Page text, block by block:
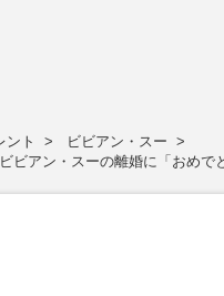
ント
ビビアン・スー
ビアン・スーの離婚に「おめ